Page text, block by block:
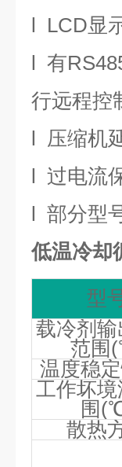
l LCD显
l 有
行远程控
l 压缩机
l 过电流
l 部分型
低温冷却
型
载冷剂
范围(
温度稳
工作坏
围(
散热